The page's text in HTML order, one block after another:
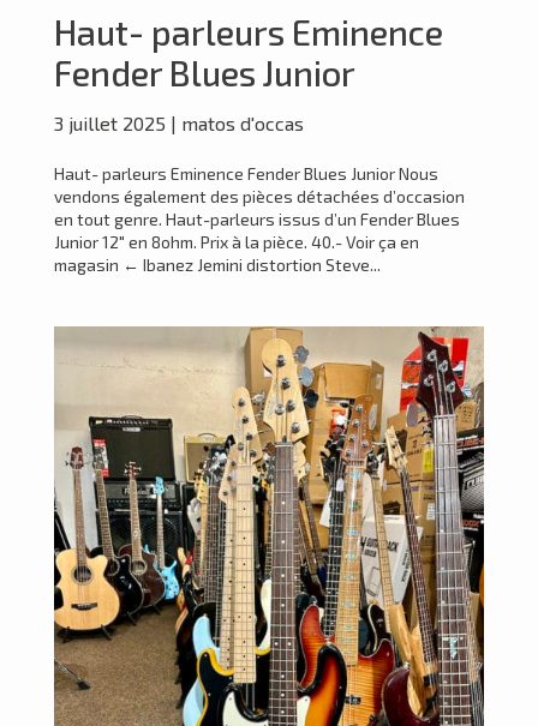
Haut- parleurs Eminence
Fender Blues Junior
3 juillet 2025 | matos d'occas
Haut- parleurs Eminence Fender Blues Junior Nous
vendons également des pièces détachées d’occasion
en tout genre. Haut-parleurs issus d’un Fender Blues
Junior 12″ en 8ohm. Prix à la pièce. 40.- Voir ça en
magasin ← Ibanez Jemini distortion Steve...